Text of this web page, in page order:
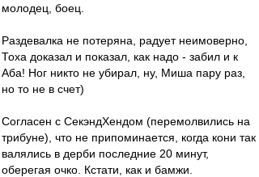
молодец, боец.
Раздевалка не потеряна, радует неимоверно,
Тоха доказал и показал, как надо - забил и к
Аба! Ног никто не убирал, ну, Миша пару раз,
но то не в счет)
Согласен с СекэндХендом (перемолвились на
трибуне), что не припоминается, когда кони так
валялись в дерби последние 20 минут,
оберегая очко. Кстати, как и бамжи.